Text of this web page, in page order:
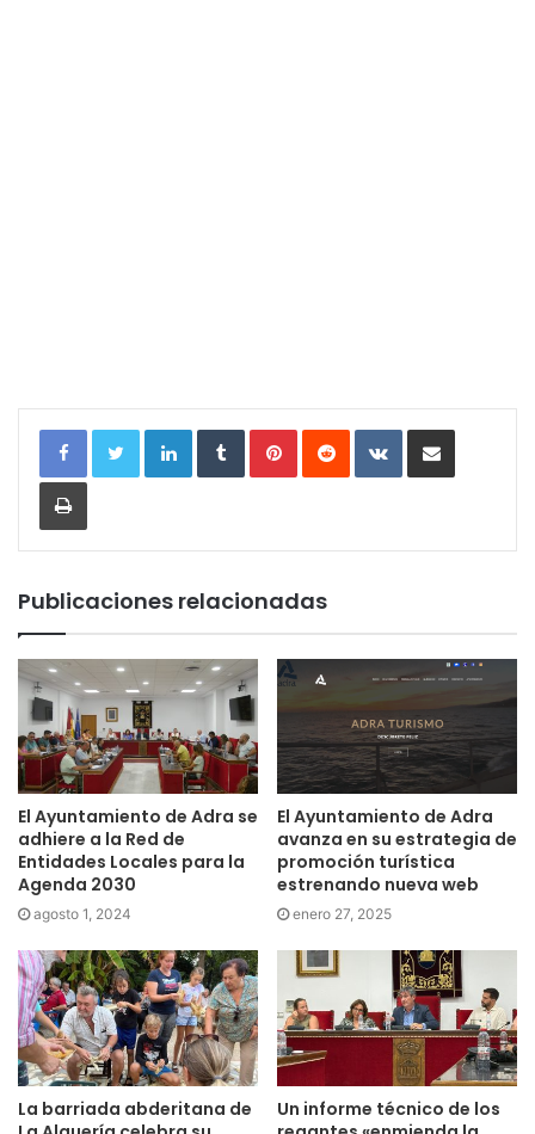
LinkedInTumblrPinterestReddit VKontakteCompartir por correo
Imprimir
Publicaciones relacionadas
El Ayuntamiento de Adra se
adhiere a la Red de
Entidades Locales para la
Agenda 2030
agosto 1, 2024
El Ayuntamiento de Adra
avanza en su estrategia de
promoción turística
estrenando nueva web
enero 27, 2025
La barriada abderitana de
Un informe técnico de los